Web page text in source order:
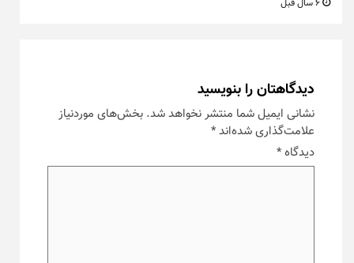
دیدگاهتان را بنویسید
نشانی ایمیل شما منتشر نخواهد شد. بخش‌های موردنیاز
علامت‌گذاری شده‌اند*
دیدگاه*